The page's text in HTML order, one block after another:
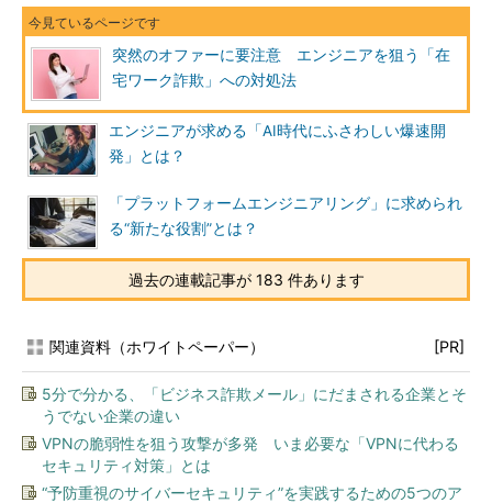
突然のオファーに要注意 エンジニアを狙う「在
宅ワーク詐欺」への対処法
エンジニアが求める「AI時代にふさわしい爆速開
発」とは？
「プラットフォームエンジニアリング」に求められ
る“新たな役割”とは？
過去の連載記事が 183 件あります
関連資料（ホワイトペーパー） [PR]
5分で分かる、「ビジネス詐欺メール」にだまされる企業とそ
うでない企業の違い
VPNの脆弱性を狙う攻撃が多発 いま必要な「VPNに代わる
セキュリティ対策」とは
“予防重視のサイバーセキュリティ”を実践するための5つのア